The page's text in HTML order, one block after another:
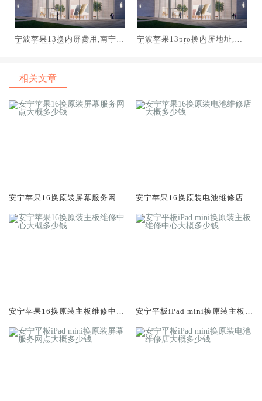
宁波苹果13换内屏费用,南宁苹
宁波苹果13pro换内屏地址,广
相关文章
安宁苹果16换原装屏幕服务网点
安宁苹果16换原装电池维修店大
安宁苹果16换原装主板维修中心
安宁平板iPad mini换原装主板维